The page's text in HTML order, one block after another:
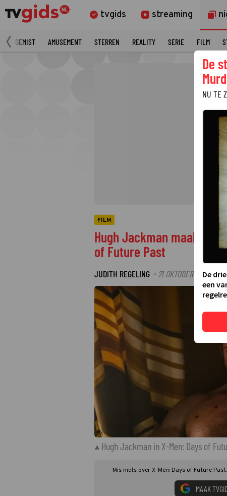
tvgids streaming
GEMIST AMUSEMENT STERREN REALITY SERIE FILM
FILM
Hugh Jackman maakt
of Future Past
JUDITH REGELING · 21 OKTOBER 2025 17:45
Hugh Jackman in X-Men: Days of
Mis niets over X-Men: Days of Future
MAAK
De
NU TE
De
een